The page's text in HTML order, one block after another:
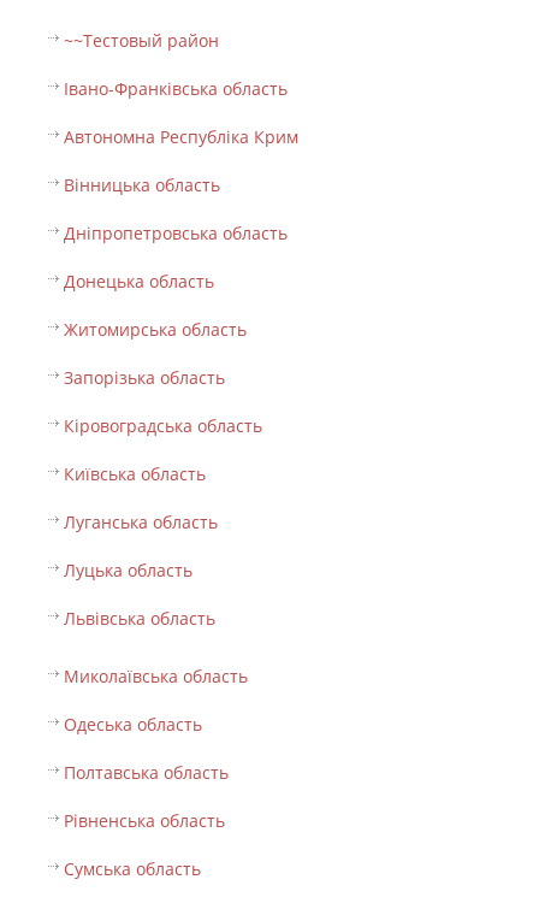
~~Тестовый pайон
Івано-Франківська область
Автономна Республіка Крим
Вінницька область
Дніпропетровська область
Донецька область
Житомирська область
Запорізька область
Кіровоградська область
Київська область
Луганська область
Луцька область
Львівська область
Миколаївська область
Одеська область
Полтавська область
Рівненська область
Сумська область